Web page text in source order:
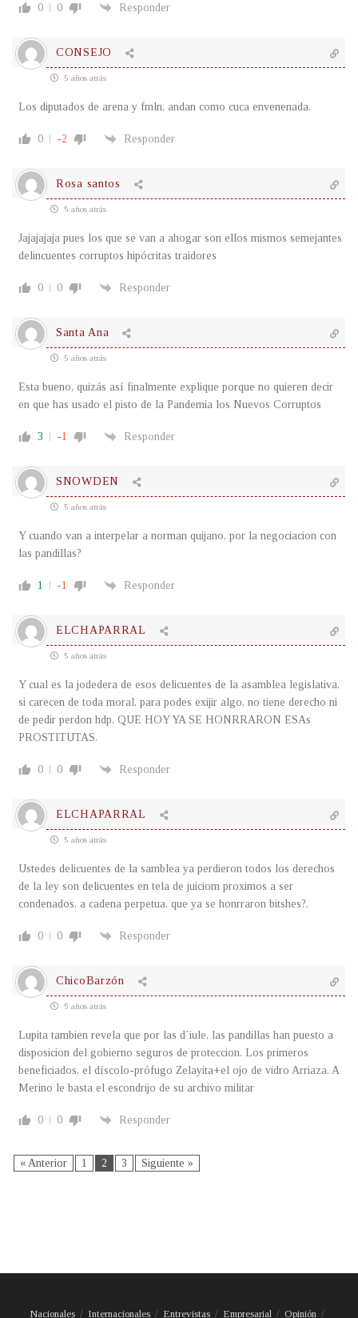
0 0 Responder
CONSEJO
5 años atrás
Los diputados de arena y fmln, andan como cuca envenenada.
0 -2 Responder
Rosa santos
5 años atrás
Jajajajaja pues los que se van a ahogar son ellos mismos semejantes
delincuentes corruptos hipócritas traidores
0 0 Responder
Santa Ana
5 años atrás
Esta bueno, quizás así finalmente explique porque no quieren decir
en que has usado el pisto de la Pandemia los Nuevos Corruptos
3 -1 Responder
SNOWDEN
5 años atrás
Y cuando van a interpelar a norman quijano, por la negociacion con
las pandillas?
1 -1 Responder
ELCHAPARRAL
5 años atrás
Y cual es la jodedera de esos delicuentes de la asamblea legislativa,
si carecen de toda moral, para podes exijir algo, no tiene derecho ni
de pedir perdon hdp. QUE HOY YA SE HONRRARON ESAs
PROSTITUTAS.
0 0 Responder
ELCHAPARRAL
5 años atrás
Ustedes delicuentes de la samblea ya perdieron todos los derechos
de la ley son delicuentes en tela de juiciom proximos a ser
condenados, a cadena perpetua, que ya se honrraron bitshes?.
0 0 Responder
ChicoBarzón
5 años atrás
Lupita tambien revela que por las d´iule, las pandillas han puesto a
disposicion del gobierno seguros de proteccion. Los primeros
beneficiados, el díscolo-prófugo Zelayita+el ojo de vidro Arriaza. A
Merino le basta el escondrijo de su archivo militar
0 0 Responder
« Anterior 1 2 3 Siguiente »
Nacionales Internacionales Entrevistas Empresarial Opinión